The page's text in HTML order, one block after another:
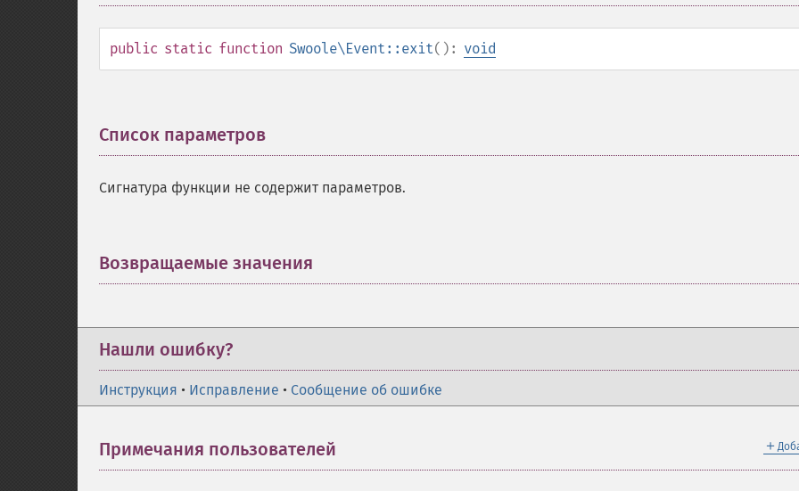
public static function Swoole\Event::exit(): void
Список параметров
Сигнатура функции не содержит параметров.
Возвращаемые значения
Нашли ошибку?
Инструкция • Исправление • Сообщение об ошибке
＋
Примечания пользователей